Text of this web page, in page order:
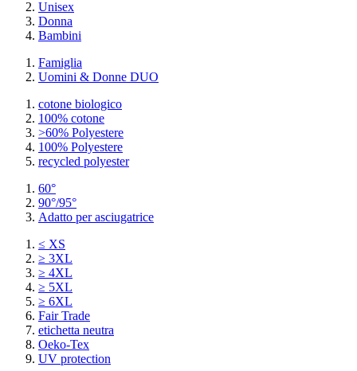
Unisex
Donna
Bambini
Famiglia
Uomini & Donne DUO
cotone biologico
100% cotone
>60% Polyestere
100% Polyestere
recycled polyester
60°
90°/95°
Adatto per asciugatrice
≤ XS
≥ 3XL
≥ 4XL
≥ 5XL
≥ 6XL
Fair Trade
etichetta neutra
Oeko-Tex
UV protection